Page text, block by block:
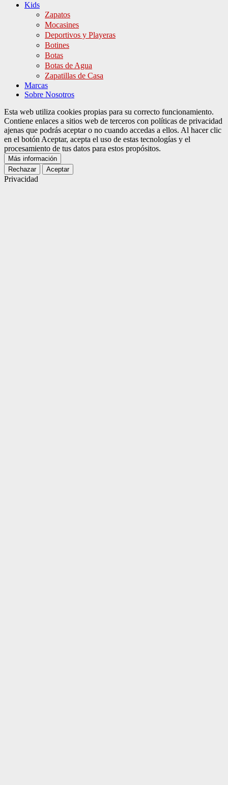
Kids
Zapatos
Mocasines
Deportivos y Playeras
Botines
Botas
Botas de Agua
Zapatillas de Casa
Marcas
Sobre Nosotros
Esta web utiliza cookies propias para su correcto funcionamiento.
Contiene enlaces a sitios web de terceros con políticas de privacidad
ajenas que podrás aceptar o no cuando accedas a ellos. Al hacer clic
en el botón Aceptar, acepta el uso de estas tecnologías y el
procesamiento de tus datos para estos propósitos.
Más información
Rechazar
Aceptar
Privacidad